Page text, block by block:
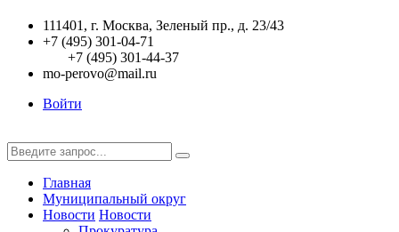
111401, г. Москва, Зеленый пр., д. 23/43
+7 (495) 301-04-71
+7 (495) 301-44-37
mo-perovo@mail.ru
Войти
Главная
Муниципальный округ
Новости Новости